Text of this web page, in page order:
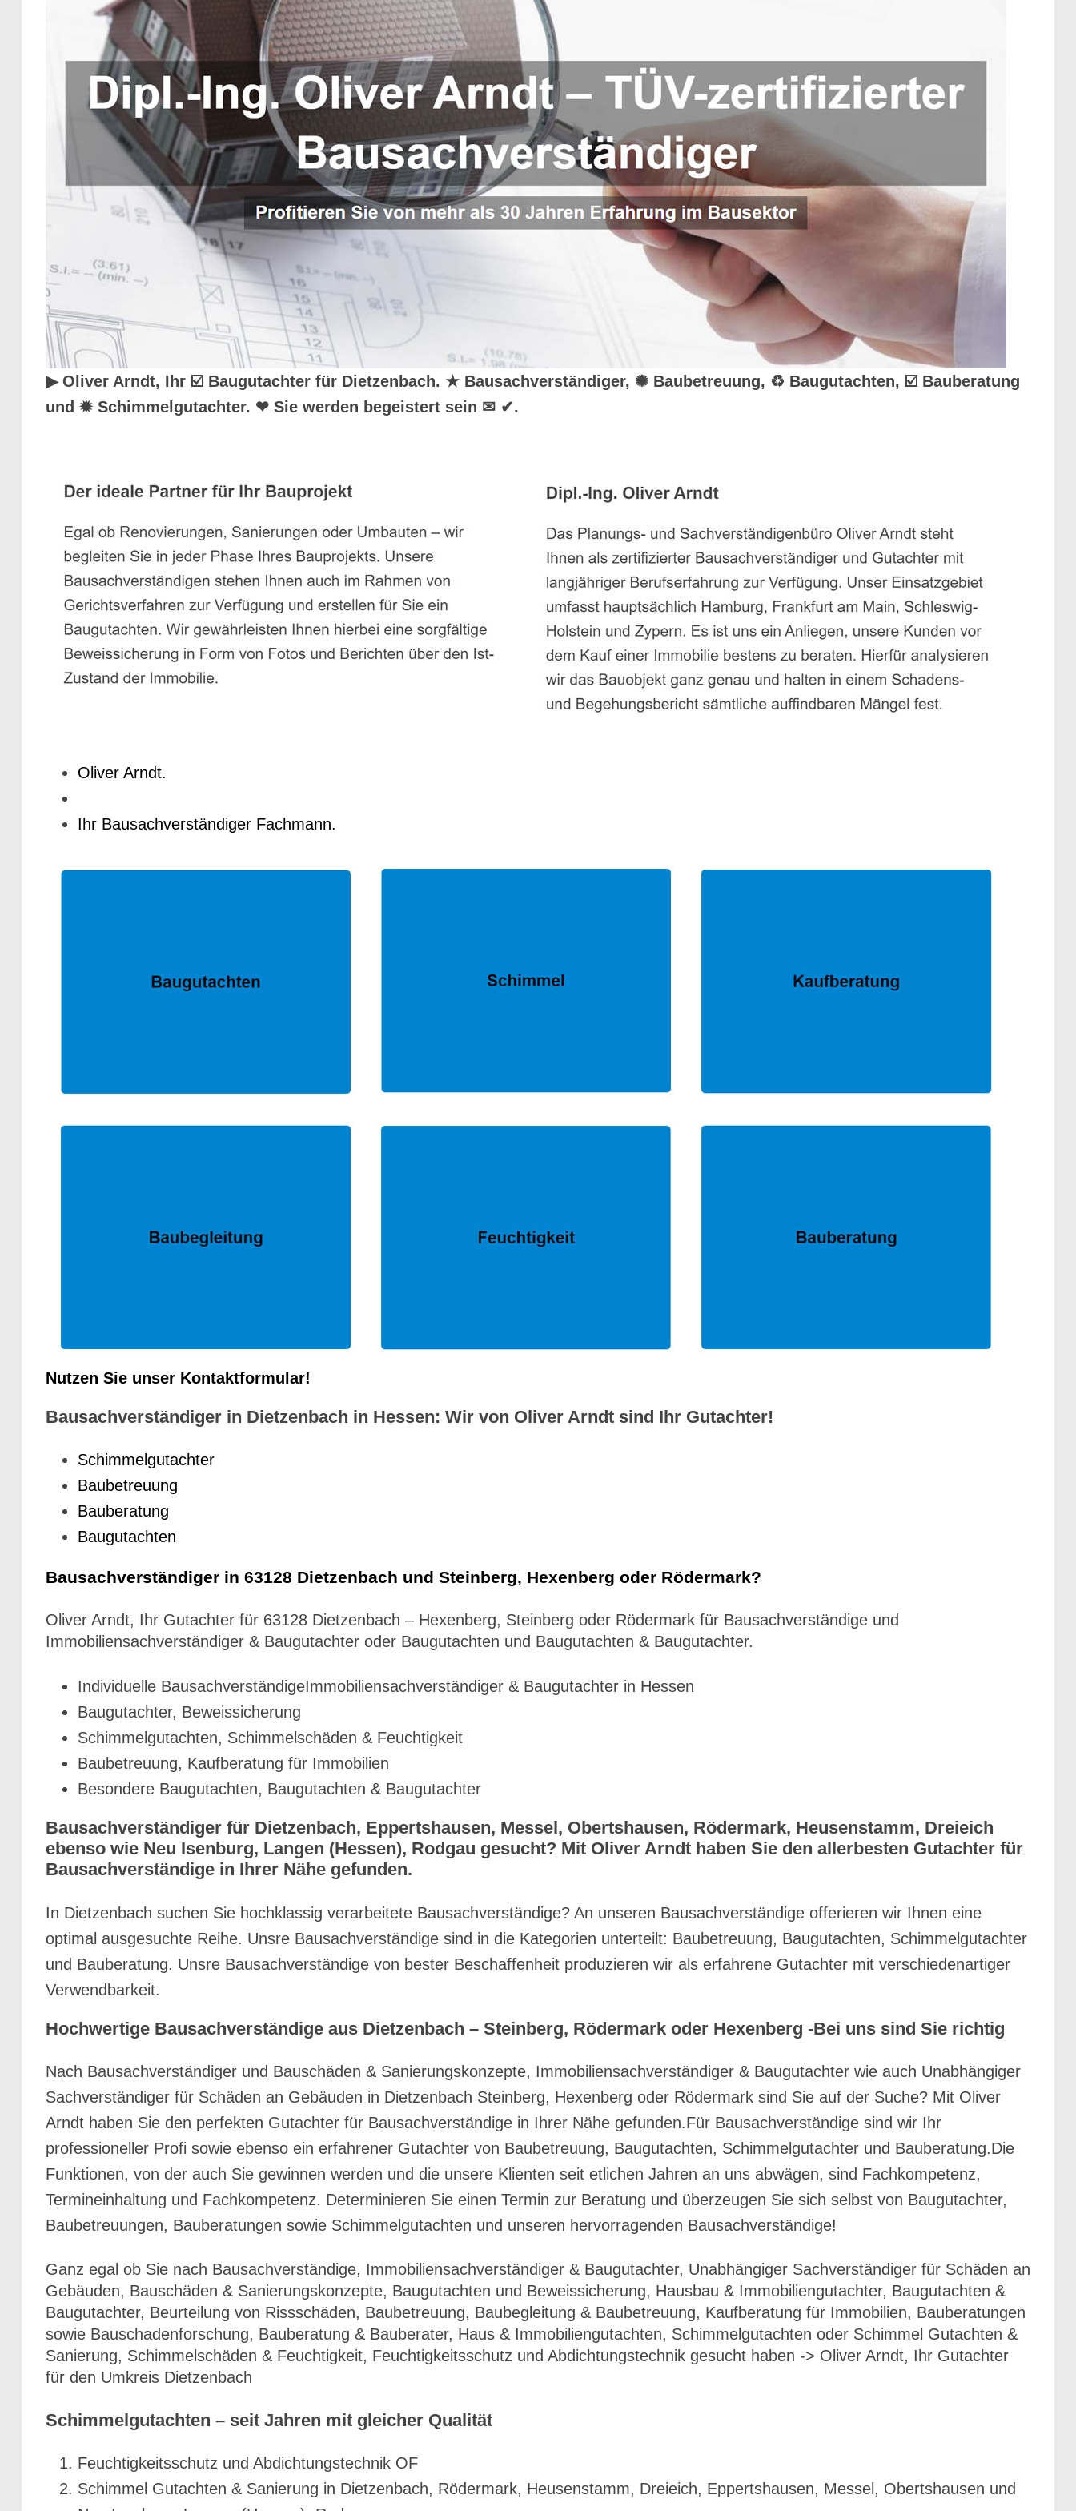
▶︎ Oliver Arndt, Ihr ☑️ Baugutachter für Dietzenbach. ★ Bausachverständiger, ✺ Baubetreuung, ♻ Baugutachten, ☑️ Bauberatung
und ✹ Schimmelgutachter. ❤ Sie werden begeistert sein ✉ ✔.
Oliver Arndt.
Ihr Bausachverständiger Fachmann.
Nutzen Sie unser Kontaktformular!
Bausachverständiger in Dietzenbach in Hessen: Wir von Oliver Arndt sind Ihr Gutachter!
Schimmelgutachter
Baubetreuung
Bauberatung
Baugutachten
Bausachverständiger in 63128 Dietzenbach und Steinberg, Hexenberg oder Rödermark?
Oliver Arndt, Ihr Gutachter für 63128 Dietzenbach – Hexenberg, Steinberg oder Rödermark für Bausachverständige und
Immobiliensachverständiger & Baugutachter oder Baugutachten und Baugutachten & Baugutachter.
Individuelle BausachverständigeImmobiliensachverständiger & Baugutachter in Hessen
Baugutachter, Beweissicherung
Schimmelgutachten, Schimmelschäden & Feuchtigkeit
Baubetreuung, Kaufberatung für Immobilien
Besondere Baugutachten, Baugutachten & Baugutachter
Bausachverständiger für Dietzenbach, Eppertshausen, Messel, Obertshausen, Rödermark, Heusenstamm, Dreieich
ebenso wie Neu Isenburg, Langen (Hessen), Rodgau gesucht? Mit Oliver Arndt haben Sie den allerbesten Gutachter für
Bausachverständige in Ihrer Nähe gefunden.
In Dietzenbach suchen Sie hochklassig verarbeitete Bausachverständige? An unseren Bausachverständige offerieren wir Ihnen eine
optimal ausgesuchte Reihe. Unsre Bausachverständige sind in die Kategorien unterteilt: Baubetreuung, Baugutachten, Schimmelgutachter
und Bauberatung. Unsre Bausachverständige von bester Beschaffenheit produzieren wir als erfahrene Gutachter mit verschiedenartiger
Verwendbarkeit.
Hochwertige Bausachverständige aus Dietzenbach – Steinberg, Rödermark oder Hexenberg -Bei uns sind Sie richtig
Nach Bausachverständiger und Bauschäden & Sanierungskonzepte, Immobiliensachverständiger & Baugutachter wie auch Unabhängiger
Sachverständiger für Schäden an Gebäuden in Dietzenbach Steinberg, Hexenberg oder Rödermark sind Sie auf der Suche? Mit Oliver
Arndt haben Sie den perfekten Gutachter für Bausachverständige in Ihrer Nähe gefunden.Für Bausachverständige sind wir Ihr
professioneller Profi sowie ebenso ein erfahrener Gutachter von Baubetreuung, Baugutachten, Schimmelgutachter und Bauberatung.Die
Funktionen, von der auch Sie gewinnen werden und die unsere Klienten seit etlichen Jahren an uns abwägen, sind Fachkompetenz,
Termineinhaltung und Fachkompetenz. Determinieren Sie einen Termin zur Beratung und überzeugen Sie sich selbst von Baugutachter,
Baubetreuungen, Bauberatungen sowie Schimmelgutachten und unseren hervorragenden Bausachverständige!
Ganz egal ob Sie nach Bausachverständige, Immobiliensachverständiger & Baugutachter, Unabhängiger Sachverständiger für Schäden an
Gebäuden, Bauschäden & Sanierungskonzepte, Baugutachten und Beweissicherung, Hausbau & Immobiliengutachter, Baugutachten &
Baugutachter, Beurteilung von Rissschäden, Baubetreuung, Baubegleitung & Baubetreuung, Kaufberatung für Immobilien, Bauberatungen
sowie Bauschadenforschung, Bauberatung & Bauberater, Haus & Immobiliengutachten, Schimmelgutachten oder Schimmel Gutachten &
Sanierung, Schimmelschäden & Feuchtigkeit, Feuchtigkeitsschutz und Abdichtungstechnik gesucht haben -> Oliver Arndt, Ihr Gutachter
für den Umkreis Dietzenbach
Schimmelgutachten – seit Jahren mit gleicher Qualität
Feuchtigkeitsschutz und Abdichtungstechnik OF
Schimmel Gutachten & Sanierung in Dietzenbach, Rödermark, Heusenstamm, Dreieich, Eppertshausen, Messel, Obertshausen und